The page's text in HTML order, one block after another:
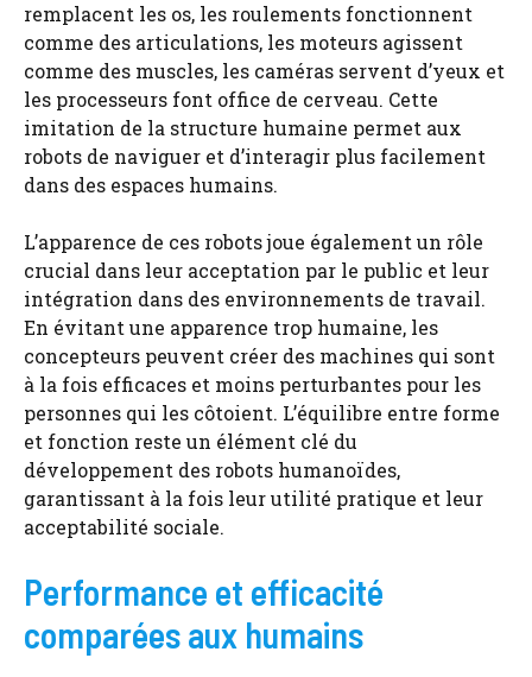
remplacent les os, les roulements fonctionnent
comme des articulations, les moteurs agissent
comme des muscles, les caméras servent d’yeux et
les processeurs font office de cerveau. Cette
imitation de la structure humaine permet aux
robots de naviguer et d’interagir plus facilement
dans des espaces humains.
L’apparence de ces robots joue également un rôle
crucial dans leur acceptation par le public et leur
intégration dans des environnements de travail.
En évitant une apparence trop humaine, les
concepteurs peuvent créer des machines qui sont
à la fois efficaces et moins perturbantes pour les
personnes qui les côtoient. L’équilibre entre forme
et fonction reste un élément clé du
développement des robots humanoïdes,
garantissant à la fois leur utilité pratique et leur
acceptabilité sociale.
Performance et efficacité
comparées aux humains